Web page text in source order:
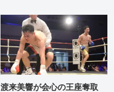
渡来美響が会心の王座奪取